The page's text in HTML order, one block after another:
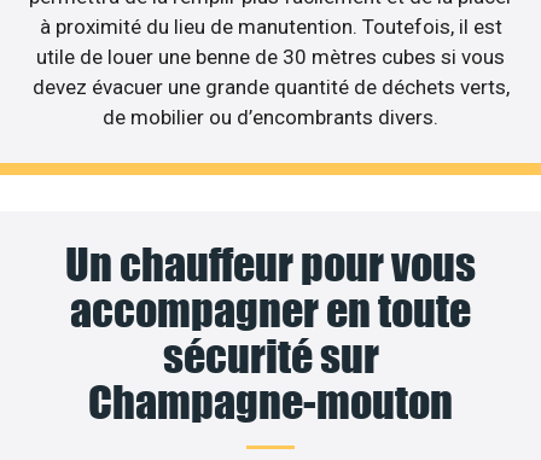
à proximité du lieu de manutention. Toutefois, il est
utile de louer une benne de 30 mètres cubes si vous
devez évacuer une grande quantité de déchets verts,
de mobilier ou d’encombrants divers.
Un chauffeur pour vous
accompagner en toute
sécurité sur
Champagne-mouton